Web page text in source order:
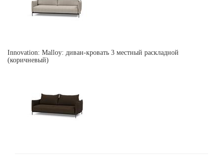
Innovation: Malloy: диван-кровать 3 местный раскладной
(коричневый)